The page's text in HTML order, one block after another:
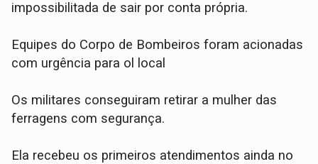
impossibilitada de sair por conta própria.
​Equipes do Corpo de Bombeiros foram acionadas
com urgência para ol local
Os militares conseguiram retirar a mulher das
ferragens com segurança.
Ela recebeu os primeiros atendimentos ainda no